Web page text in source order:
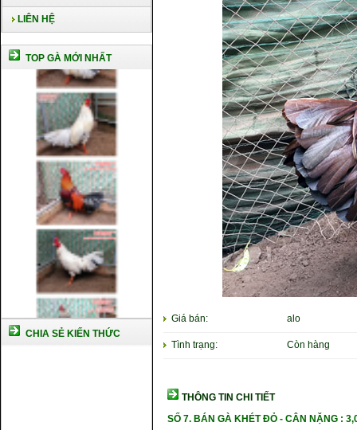
LIÊN HỆ
TOP GÀ MỚI NHẤT
CHIA SẺ KIẾN THỨC
Giá bán: alo
Tình trạng: Còn hàng
THÔNG TIN CHI TIẾT
SỐ 7.BÁN GÀ KHÉT ĐỎ -CÂN NẶNG :